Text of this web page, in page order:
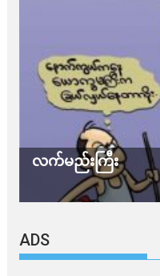
လက်မည်းကြီး
ADS